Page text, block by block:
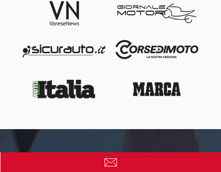
Qualche dubbio?